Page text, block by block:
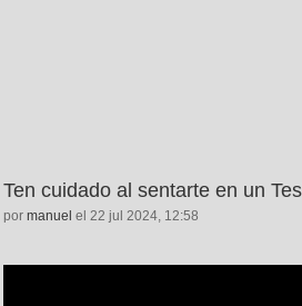
Ten cuidado al sentarte en un
por manuel el 22 jul 2024, 12:58